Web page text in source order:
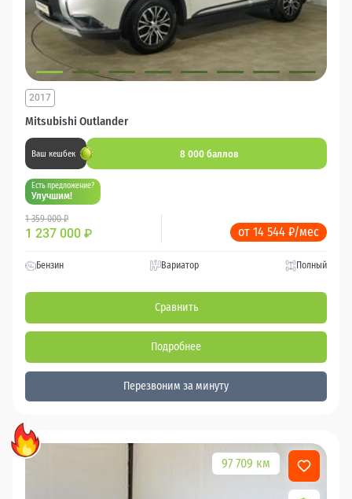
Mitsubishi Outlander
2017
Ваш кешбек 8 000 баллов
Есть предложение?
Улучшим!
1 359 000 ₽
1 237 000 ₽ от 14 544 ₽/мес
Бензин Вариатор Полный
Сравнить
Подробнее
Перезвоним за минуту
97 709 км